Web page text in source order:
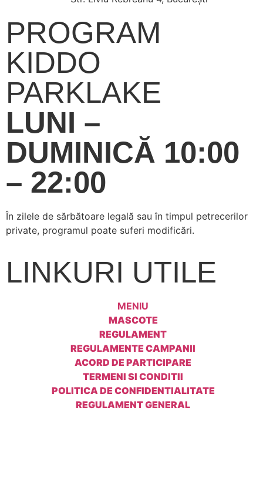
PROGRAM
KIDDO
PARKLAKE
LUNI –
DUMINICĂ 10:00
– 22:00
În zilele de sărbătoare legală sau în timpul petrecerilor
private, programul poate suferi modificări.
LINKURI UTILE
MENIU
MASCOTE
REGULAMENT
REGULAMENTE CAMPANII
ACORD DE PARTICIPARE
TERMENI SI CONDITII
POLITICA DE CONFIDENTIALITATE
REGULAMENT GENERAL